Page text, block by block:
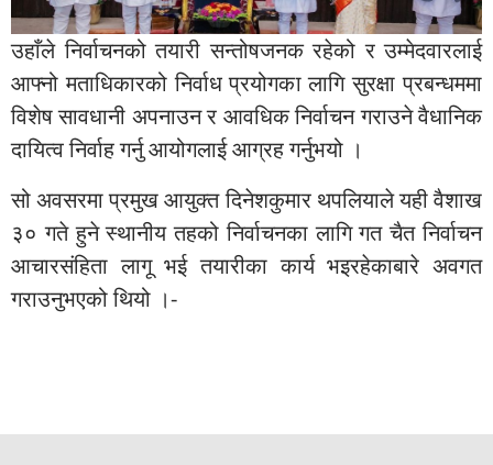
उहाँले निर्वाचनको तयारी सन्तोषजनक रहेको र उम्मेदवारलाई
आफ्नो मताधिकारको निर्वाध प्रयोगका लागि सुरक्षा प्रबन्धममा
विशेष सावधानी अपनाउन र आवधिक निर्वाचन गराउने वैधानिक
दायित्व निर्वाह गर्नु आयोगलाई आग्रह गर्नुभयो ।
सो अवसरमा प्रमुख आयुक्त दिनेशकुमार थपलियाले यही वैशाख
३० गते हुने स्थानीय तहको निर्वाचनका लागि गत चैत निर्वाचन
आचारसंहिता लागू भई तयारीका कार्य भइरहेकाबारे अवगत
गराउनुभएको थियो ।-